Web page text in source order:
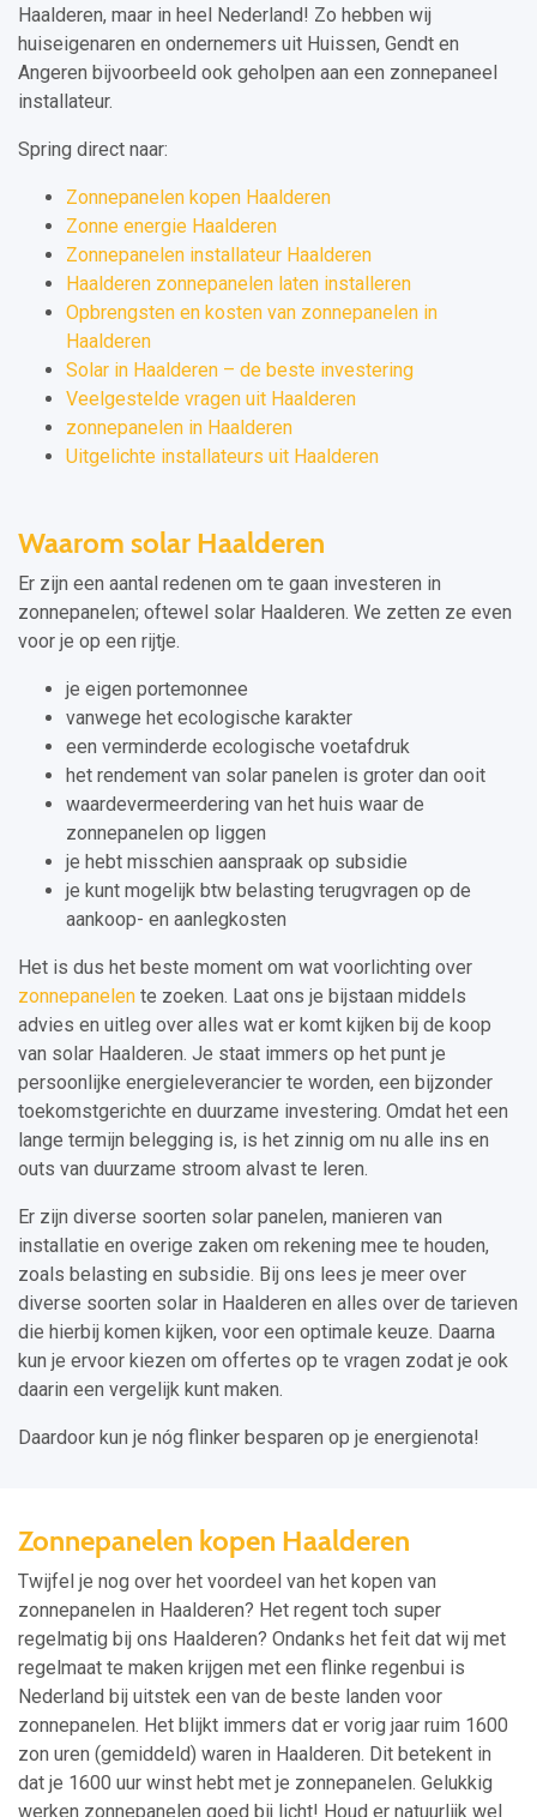
Haalderen, maar in heel Nederland! Zo hebben wij
huiseigenaren en ondernemers uit Huissen, Gendt en
Angeren bijvoorbeeld ook geholpen aan een zonnepaneel
installateur.
Spring direct naar:
Zonnepanelen kopen Haalderen
Zonne energie Haalderen
Zonnepanelen installateur Haalderen
Haalderen zonnepanelen laten installeren
Opbrengsten en kosten van zonnepanelen in
Haalderen
Solar in Haalderen – de beste investering
Veelgestelde vragen uit Haalderen
zonnepanelen in Haalderen
Uitgelichte installateurs uit Haalderen
Waarom solar Haalderen
Er zijn een aantal redenen om te gaan investeren in
zonnepanelen; oftewel solar Haalderen. We zetten ze even
voor je op een rijtje.
je eigen portemonnee
vanwege het ecologische karakter
een verminderde ecologische voetafdruk
het rendement van solar panelen is groter dan ooit
waardevermeerdering van het huis waar de
zonnepanelen op liggen
je hebt misschien aanspraak op subsidie
je kunt mogelijk btw belasting terugvragen op de
aankoop- en aanlegkosten
Het is dus het beste moment om wat voorlichting over
zonnepanelen te zoeken. Laat ons je bijstaan middels
advies en uitleg over alles wat er komt kijken bij de koop
van solar Haalderen. Je staat immers op het punt je
persoonlijke energieleverancier te worden, een bijzonder
toekomstgerichte en duurzame investering. Omdat het een
lange termijn belegging is, is het zinnig om nu alle ins en
outs van duurzame stroom alvast te leren.
Er zijn diverse soorten solar panelen, manieren van
installatie en overige zaken om rekening mee te houden,
zoals belasting en subsidie. Bij ons lees je meer over
diverse soorten solar in Haalderen en alles over de tarieven
die hierbij komen kijken, voor een optimale keuze. Daarna
kun je ervoor kiezen om offertes op te vragen zodat je ook
daarin een vergelijk kunt maken.
Daardoor kun je nóg flinker besparen op je energienota!
Zonnepanelen kopen Haalderen
Twijfel je nog over het voordeel van het kopen van
zonnepanelen in Haalderen? Het regent toch super
regelmatig bij ons Haalderen? Ondanks het feit dat wij met
regelmaat te maken krijgen met een flinke regenbui is
Nederland bij uitstek een van de beste landen voor
zonnepanelen. Het blijkt immers dat er vorig jaar ruim 1600
zon uren (gemiddeld) waren in Haalderen. Dit betekent in
dat je 1600 uur winst hebt met je zonnepanelen. Gelukkig
werken zonnepanelen goed bij licht! Houd er natuurlijk wel